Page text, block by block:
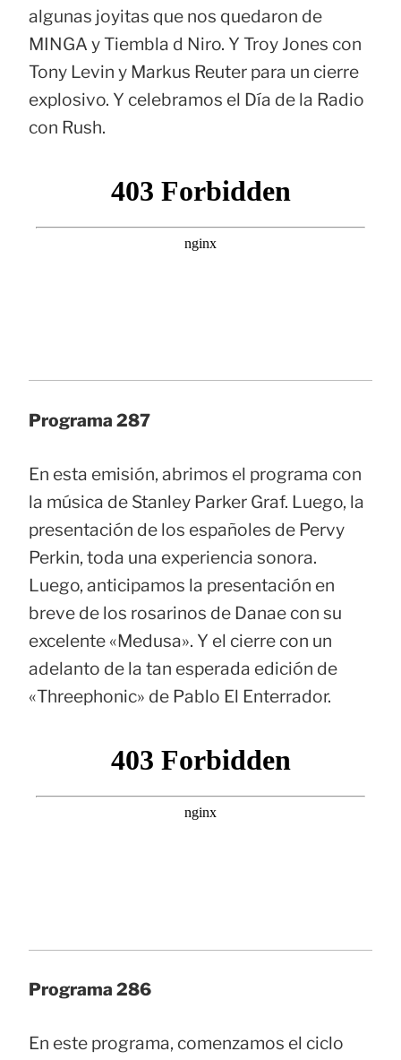
algunas joyitas que nos quedaron de
MINGA y Tiembla d Niro. Y Troy Jones con
Tony Levin y Markus Reuter para un cierre
explosivo. Y celebramos el Día de la Radio
con Rush.
Programa 287
En esta emisión, abrimos el programa con
la música de Stanley Parker Graf. Luego, la
presentación de los españoles de Pervy
Perkin, toda una experiencia sonora.
Luego, anticipamos la presentación en
breve de los rosarinos de Danae con su
excelente «Medusa». Y el cierre con un
adelanto de la tan esperada edición de
«Threephonic» de Pablo El Enterrador.
Programa 286
En este programa, comenzamos el ciclo